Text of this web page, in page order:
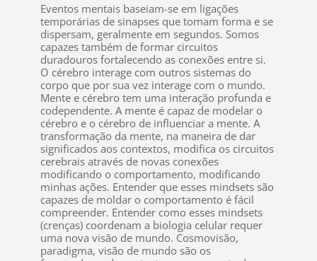
Eventos mentais baseiam-se em ligações
temporárias de sinapses que tomam forma e se
dispersam, geralmente em segundos. Somos
capazes também de formar circuitos
duradouros fortalecendo as conexões entre si.
O cérebro interage com outros sistemas do
corpo que por sua vez interage com o mundo.
Mente e cérebro tem uma interação profunda e
codependente. A mente é capaz de modelar o
cérebro e o cérebro de influenciar a mente. A
transformação da mente, na maneira de dar
significados aos contextos, modifica os circuitos
cerebrais através de novas conexões
modificando o comportamento, modificando
minhas ações. Entender que esses mindsets são
capazes de moldar o comportamento é fácil
compreender. Entender como esses mindsets
(crenças) coordenam a biologia celular requer
uma nova visão de mundo. Cosmovisão,
paradigma, visão de mundo são os